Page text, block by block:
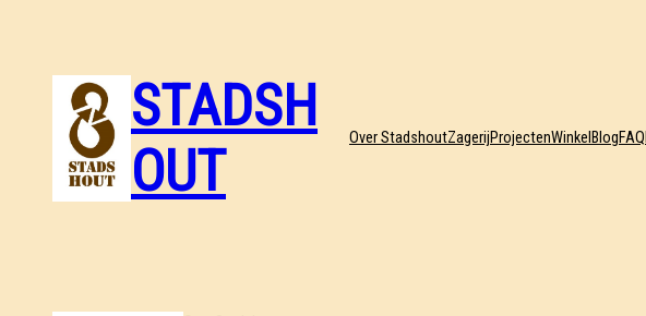
STADSH
OUT
Over StadshoutZagerijProjectenWinkel BlogFAQ